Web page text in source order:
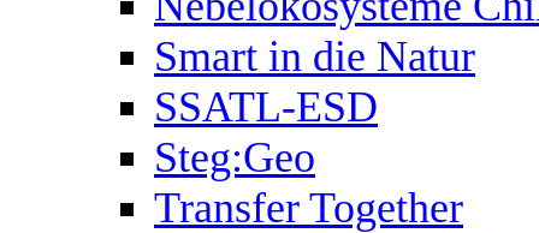
Smart in die Natur
SSATL-ESD
Steg:Geo
Transfer Together